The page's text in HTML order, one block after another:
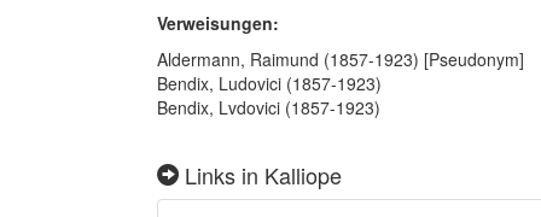
Verweisungen:
Aldermann, Raimund (1857-1923) [Pseudonym]
Bendix, Ludovici (1857-1923)
Bendix, Lvdovici (1857-1923)
Links in Kalliope